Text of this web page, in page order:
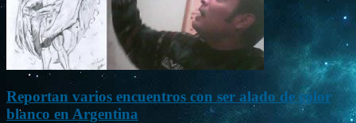
Reportan varios encuentros con ser alado de color
blanco en Argentina